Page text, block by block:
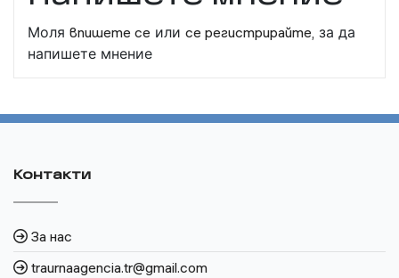
Моля впишете се или се регистрирайте, за да
напишете мнение
Контакти
За нас
traurnaagencia.tr@gmail.com